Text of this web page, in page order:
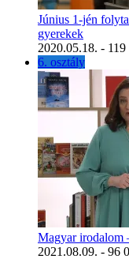
Június 1-jén
gyerekek
2020.05.18. -
6. osztály
Magyar irodalom
2021.08.09. - 96